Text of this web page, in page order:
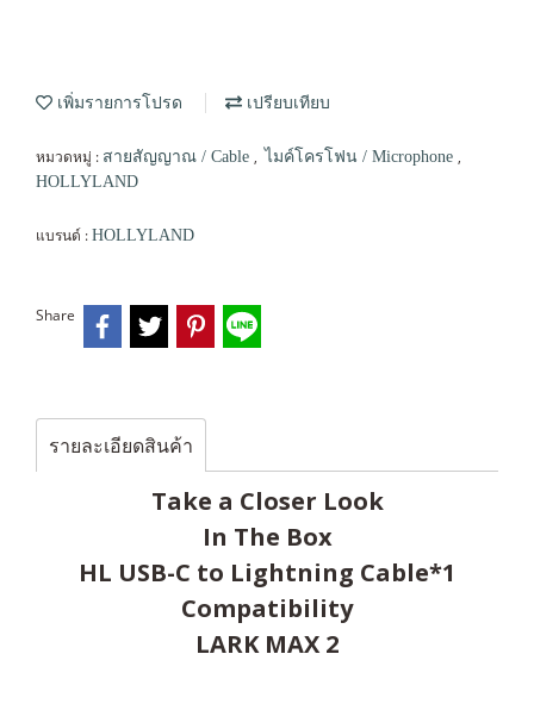
เพิ่มรายการโปรด เปรียบเทียบ
หมวดหมู่ : สายสัญญาณ / Cable , ไมค์โครโฟน / Microphone ,
HOLLYLAND
แบรนด์ : HOLLYLAND
Share
รายละเอียดสินค้า
Take a Closer Look
In The Box
HL USB-C to Lightning Cable*1
Compatibility
LARK MAX 2